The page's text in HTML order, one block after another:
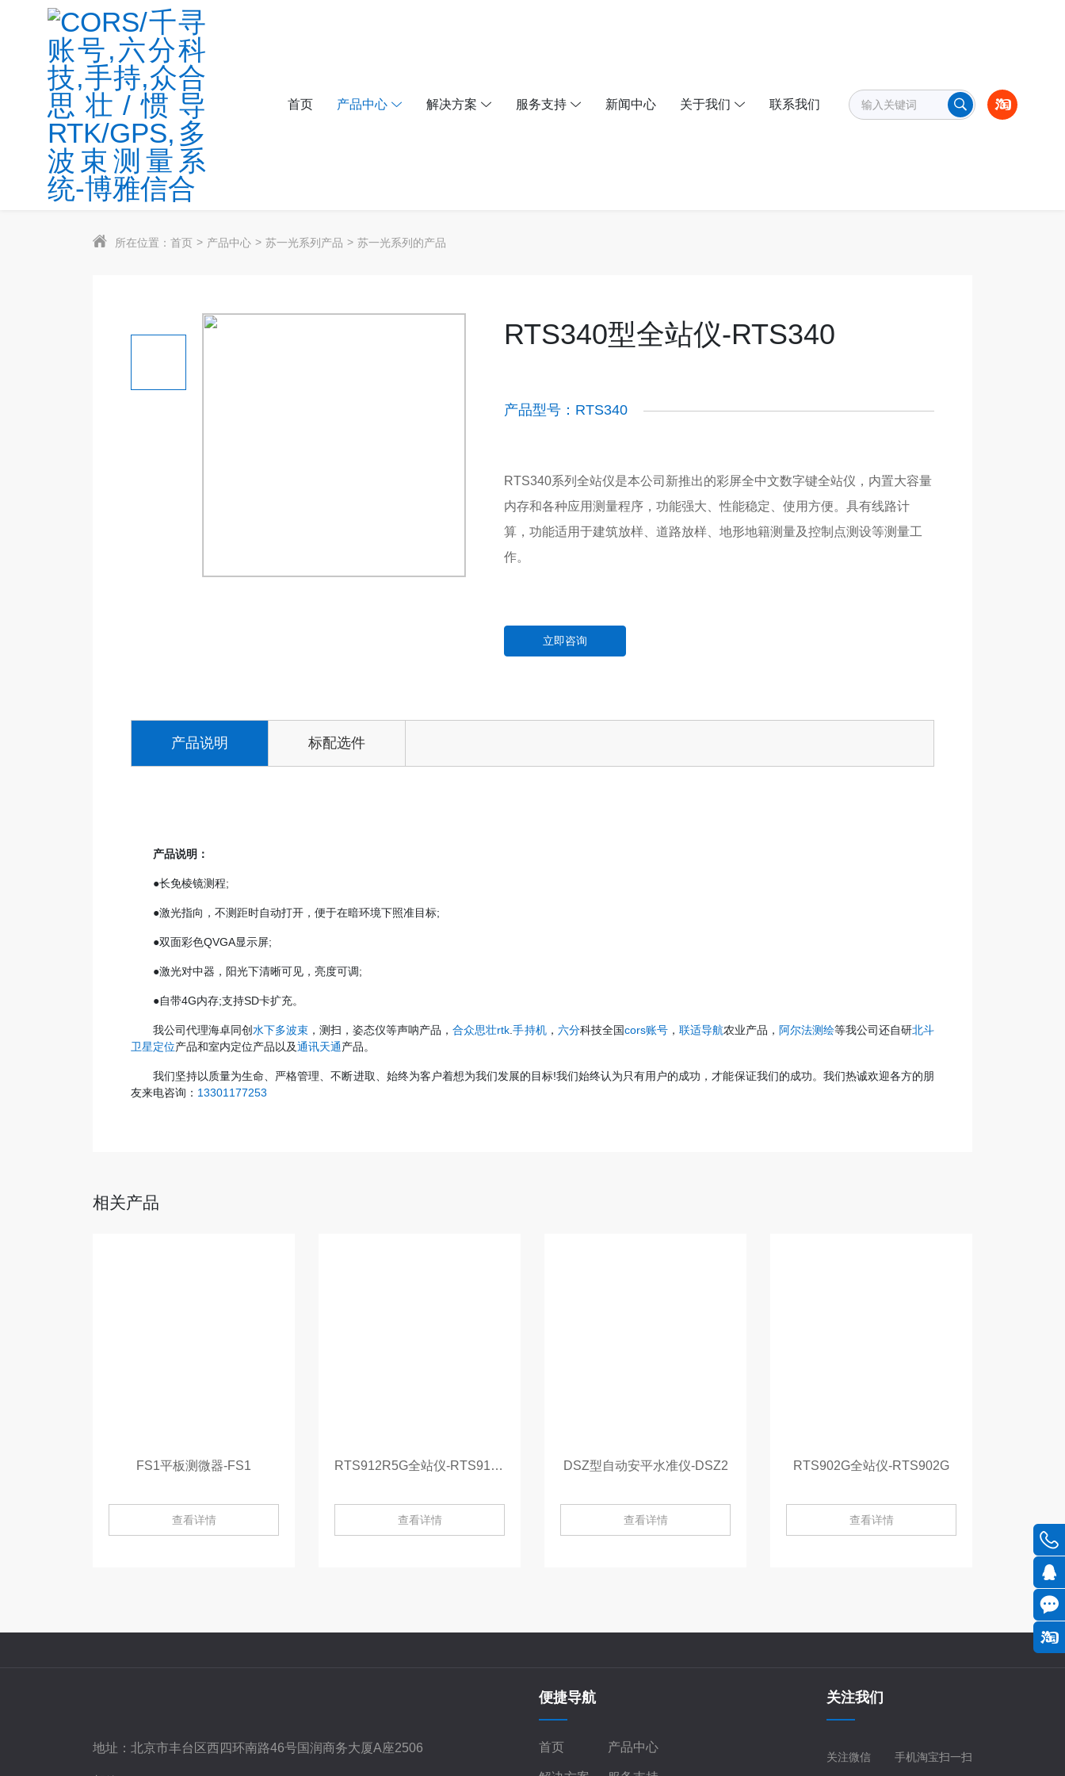
首页 产品中心 解决方案 服务支持 新闻中心 关于我们 联系我们
所在位置： 首页 产品中心 苏一光系列产品 苏一光系列的产品
RTS340型全站仪-RTS340
产品型号：RTS340
RTS340系列全站仪是本公司新推出的彩屏全中文数字键全站仪，内置大容量
内存和各种应用测量程序，功能强大、性能稳定、使用方便。具有线路计
算，功能适用于建筑放样、道路放样、地形地籍测量及控制点测设等测量工
作。
立即咨询
产品说明 标配选件
产品说明：
●长免棱镜测程;
●激光指向，不测距时自动打开，便于在暗环境下照准目标;
●双面彩色QVGA显示屏;
●激光对中器，阳光下清晰可见，亮度可调;
●自带4G内存;支持SD卡扩充。
我公司代理海卓同创水下多波束 ，测扫，姿态仪等声呐产品，合众思壮rtk .手持机， 六分科技全国cors账号， 联适导航农业产品， 阿尔法测绘等我公司还自研北斗
卫星定位产品和室内定位产品以及通讯天通产品。
我们坚持以质量为生命、严格管理、不断进取、始终为客户着想为我们发展的目标!我们始终认为只有用户的成功，才能保证我们的成功。我们热诚欢迎各方的朋
友来电咨询： 13301177253
相关产品
FS1平板测微器-FS1
查看详情
RTS912R5G全站仪-RTS912R5G
查看详情
DSZ型自动安平水准仪-DSZ2
查看详情
RTS902G全站仪-RTS902G
查看详情
地址： 北京市丰台区西四环南路46号国润商务大厦A座2506
便捷导航
首页 产品中心
关注我们
关注微信 手机淘宝扫一扫